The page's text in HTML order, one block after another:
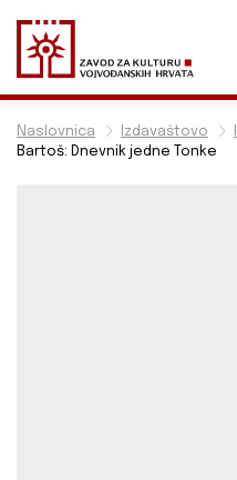
Naslovnica Izdavaštovo
Bartoš: Dnevnik jedne Tonke